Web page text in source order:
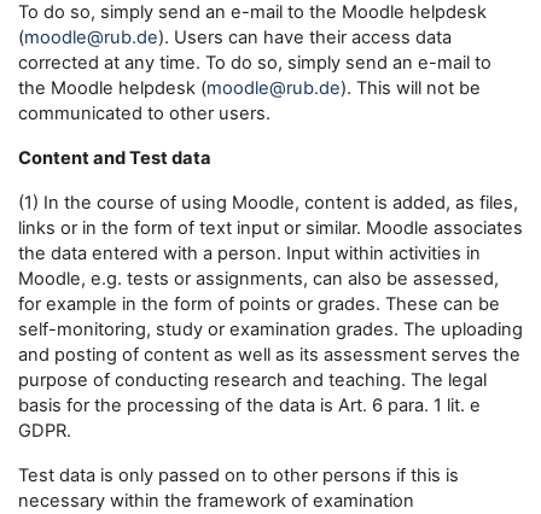
To do so, simply send an e-mail to the Moodle helpdesk
(moodle@rub.de). Users can have their access data
corrected at any time. To do so, simply send an e-mail to
the Moodle helpdesk (moodle@rub.de). This will not be
communicated to other users.
Content and Test data
(1) In the course of using Moodle, content is added, as files,
links or in the form of text input or similar. Moodle associates
the data entered with a person. Input within activities in
Moodle, e.g. tests or assignments, can also be assessed,
for example in the form of points or grades. These can be
self-monitoring, study or examination grades. The uploading
and posting of content as well as its assessment serves the
purpose of conducting research and teaching. The legal
basis for the processing of the data is Art. 6 para. 1 lit. e
GDPR.
Test data is only passed on to other persons if this is
necessary within the framework of examination